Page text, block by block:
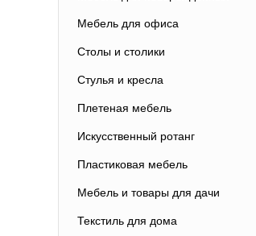
Мебель для офиса
Столы и столики
Стулья и кресла
Плетеная мебель
Искусственный ротанг
Пластиковая мебель
Мебель и товары для дачи
Текстиль для дома